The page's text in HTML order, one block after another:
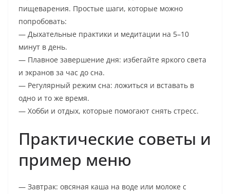
пищеварения. Простые шаги, которые можно
попробовать:
— Дыхательные практики и медитации на 5–10
минут в день.
— Плавное завершение дня: избегайте яркого света
и экранов за час до сна.
— Регулярный режим сна: ложиться и вставать в
одно и то же время.
— Хобби и отдых, которые помогают снять стресс.
Практические советы и
пример меню
— Завтрак: овсяная каша на воде или молоке с